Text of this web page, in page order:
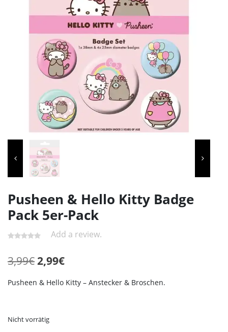
Pusheen & Hello Kitty Badge
Pack 5er-Pack
Add a review.
3,99€Ursprünglicher
Preis
2,99€Aktueller
Preis
ist:
Pusheen & Hello Kitty – Anstecker & Broschen.
Nicht vorrätig